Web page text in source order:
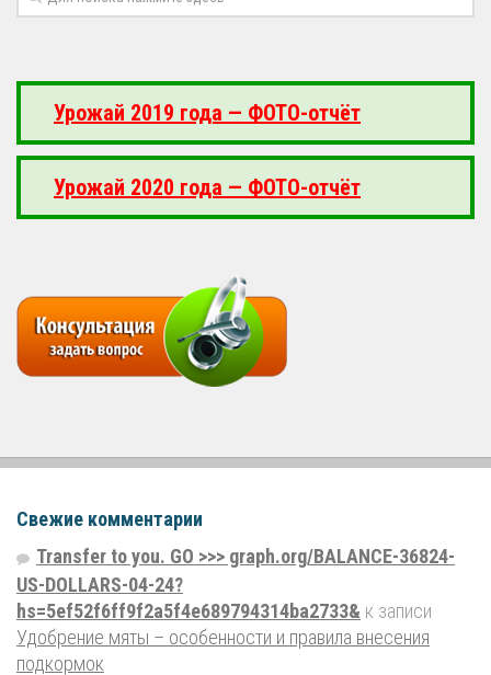
Урожай 2019 года — ФОТО-отчёт
Урожай 2020 года — ФОТО-отчёт
Свежие комментарии
Transfer to you. GO >>> graph.org/BALANCE-36824-
US-DOLLARS-04-24?
hs=5ef52f6ff9f2a5f4e689794314ba2733& к записи
Удобрение мяты – особенности и правила внесения
подкормок